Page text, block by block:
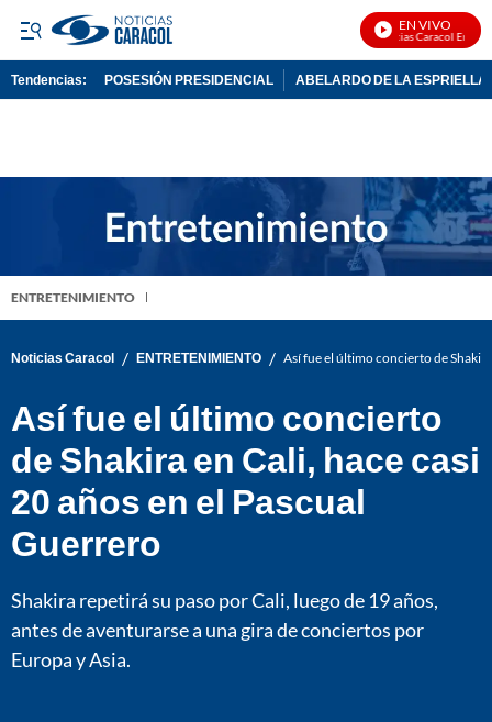
EN VIVO
Noticias Caracol En Vivo
Tendencias: POSESIÓN PRESIDENCIAL ABELARDO DE LA ESPRIELLA
ENTRETENIMIENTO
Noticias Caracol / ENTRETENIMIENTO / Así fue el último concierto de
Así fue el último concierto
de Shakira en Cali, hace casi
20 años en el Pascual
Guerrero
Shakira repetirá su paso por Cali, luego de 19 años,
antes de aventurarse a una gira de conciertos por
Europa y Asia.